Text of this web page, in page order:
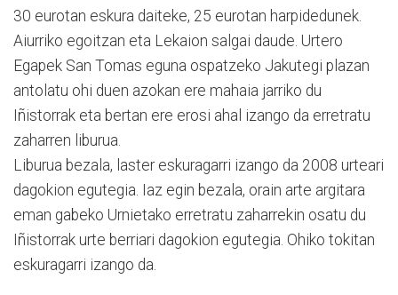
30 eurotan eskura daiteke, 25 eurotan harpidedunek.
Aiurriko egoitzan eta Lekaion salgai daude. Urtero
Egapek San Tomas eguna ospatzeko Jakutegi plazan
antolatu ohi duen azokan ere mahaia jarriko du
Iñistorrak eta bertan ere erosi ahal izango da erretratu
zaharren liburua.
Liburua bezala, laster eskuragarri izango da 2008 urteari
dagokion egutegia. Iaz egin bezala, orain arte argitara
eman gabeko Urnietako erretratu zaharrekin osatu du
Iñistorrak urte berriari dagokion egutegia. Ohiko tokitan
eskuragarri izango da.